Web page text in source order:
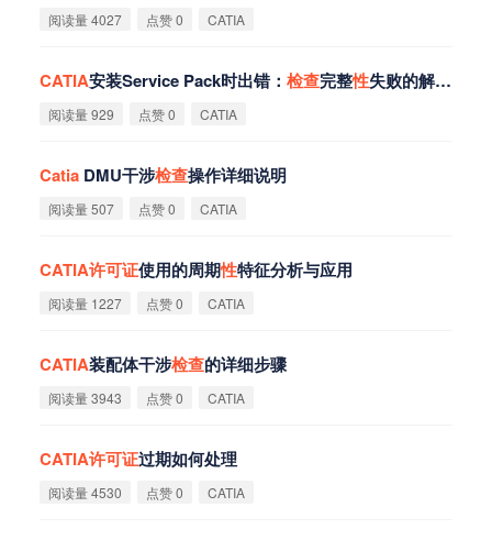
阅读量 4027 点赞 0 CATIA
CATIA安装Service Pack时出错： 检查完整性失败的解决方法
阅读量 929 点赞 0 CATIA
Catia DMU干涉检查操作详细说明
阅读量 507 点赞 0 CATIA
CATIA许可证使用的周期性特征分析与应用
阅读量 1227 点赞 0 CATIA
CATIA装配体干涉检查的详细步骤
阅读量 3943 点赞 0 CATIA
CATIA许可证过期如何处理
阅读量 4530 点赞 0 CATIA